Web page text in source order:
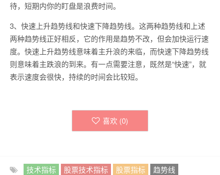
待，短期内你的盯盘是浪费时间。
3、快速上升趋势线和快速下降趋势线。这两种趋势线和上述
两种趋势线正好相反，它的作用是趋势不改，但会加快运行速
度。快速上升趋势线意味着主升浪的来临，而快速下降趋势线
则意味着主跌浪的到来。有一点需要注意，既然是“快速”，就
表示速度会很快，持续的时间会比较短。
喜欢 (0)
技术指标 股票技术指标 股票指标 趋势线